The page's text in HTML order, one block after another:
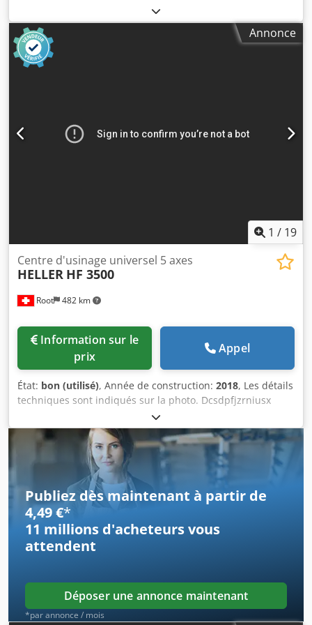
, course de l’axe Y:
course de déplacement axe Z:630 mm, modèle de
contrôleur:
, vitesse de broche (max.):
12 000 tr/min
plus offrant ! La broche a été remplacée le 14.11.2018.
Dedszpw Iuspfx Alfock Interface d’outil : SK 40 Nombre de
places du magasin d’outils : 32 DÉTAILS DE LA MACHINE
Annonce
1 / 19
Root 482 km
Centre d'usinage universel 5 axes
HELLER HF 3500
prix
Appel
État: bon (utilisé), Année de construction: 2018, Les détails
techniques sont indiqués sur la photo. Dcsdpfjzrniusx
Alfsk La machine est en bon état. Les pièces pointées du
doigt ne sont pas fournies.
Publiez dès maintenant à partir de
4,49 €*
11 millions d'acheteursvous
attendent
Déposer une annonce maintenant
*par annonce / mois